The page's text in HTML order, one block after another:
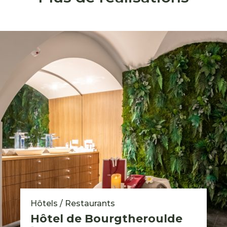
Hôtels / Restaurants
Hôtel de Bourgtheroulde